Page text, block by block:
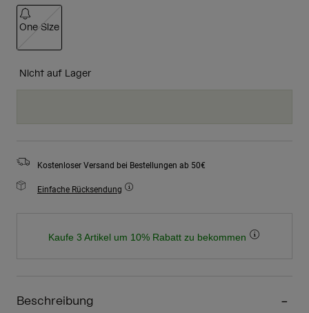
One Size
Nicht auf Lager
Kostenloser Versand bei Bestellungen ab 50€
Einfache Rücksendung
Kaufe 3 Artikel um 10% Rabatt zu bekommen
Beschreibung